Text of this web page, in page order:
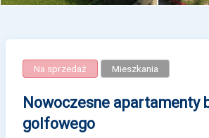
Na sprzedaż Mieszkania
Nowoczesne apartamenty
golfowego